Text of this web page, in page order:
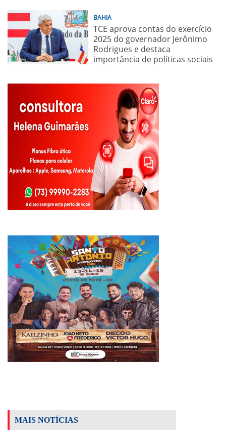
BAHIA
TCE aprova contas do exercício
2025 do governador Jerônimo
Rodrigues e destaca
importância de políticas sociais
MAIS NOTÍCIAS